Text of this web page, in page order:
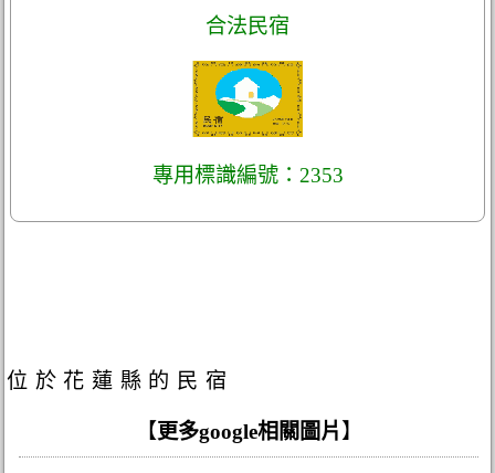
合法民宿
專用標識編號：2353
位於花蓮縣的民宿
【更多google相關圖片】